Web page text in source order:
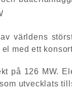
världens
med ett
på 126 MW.
utvecklats